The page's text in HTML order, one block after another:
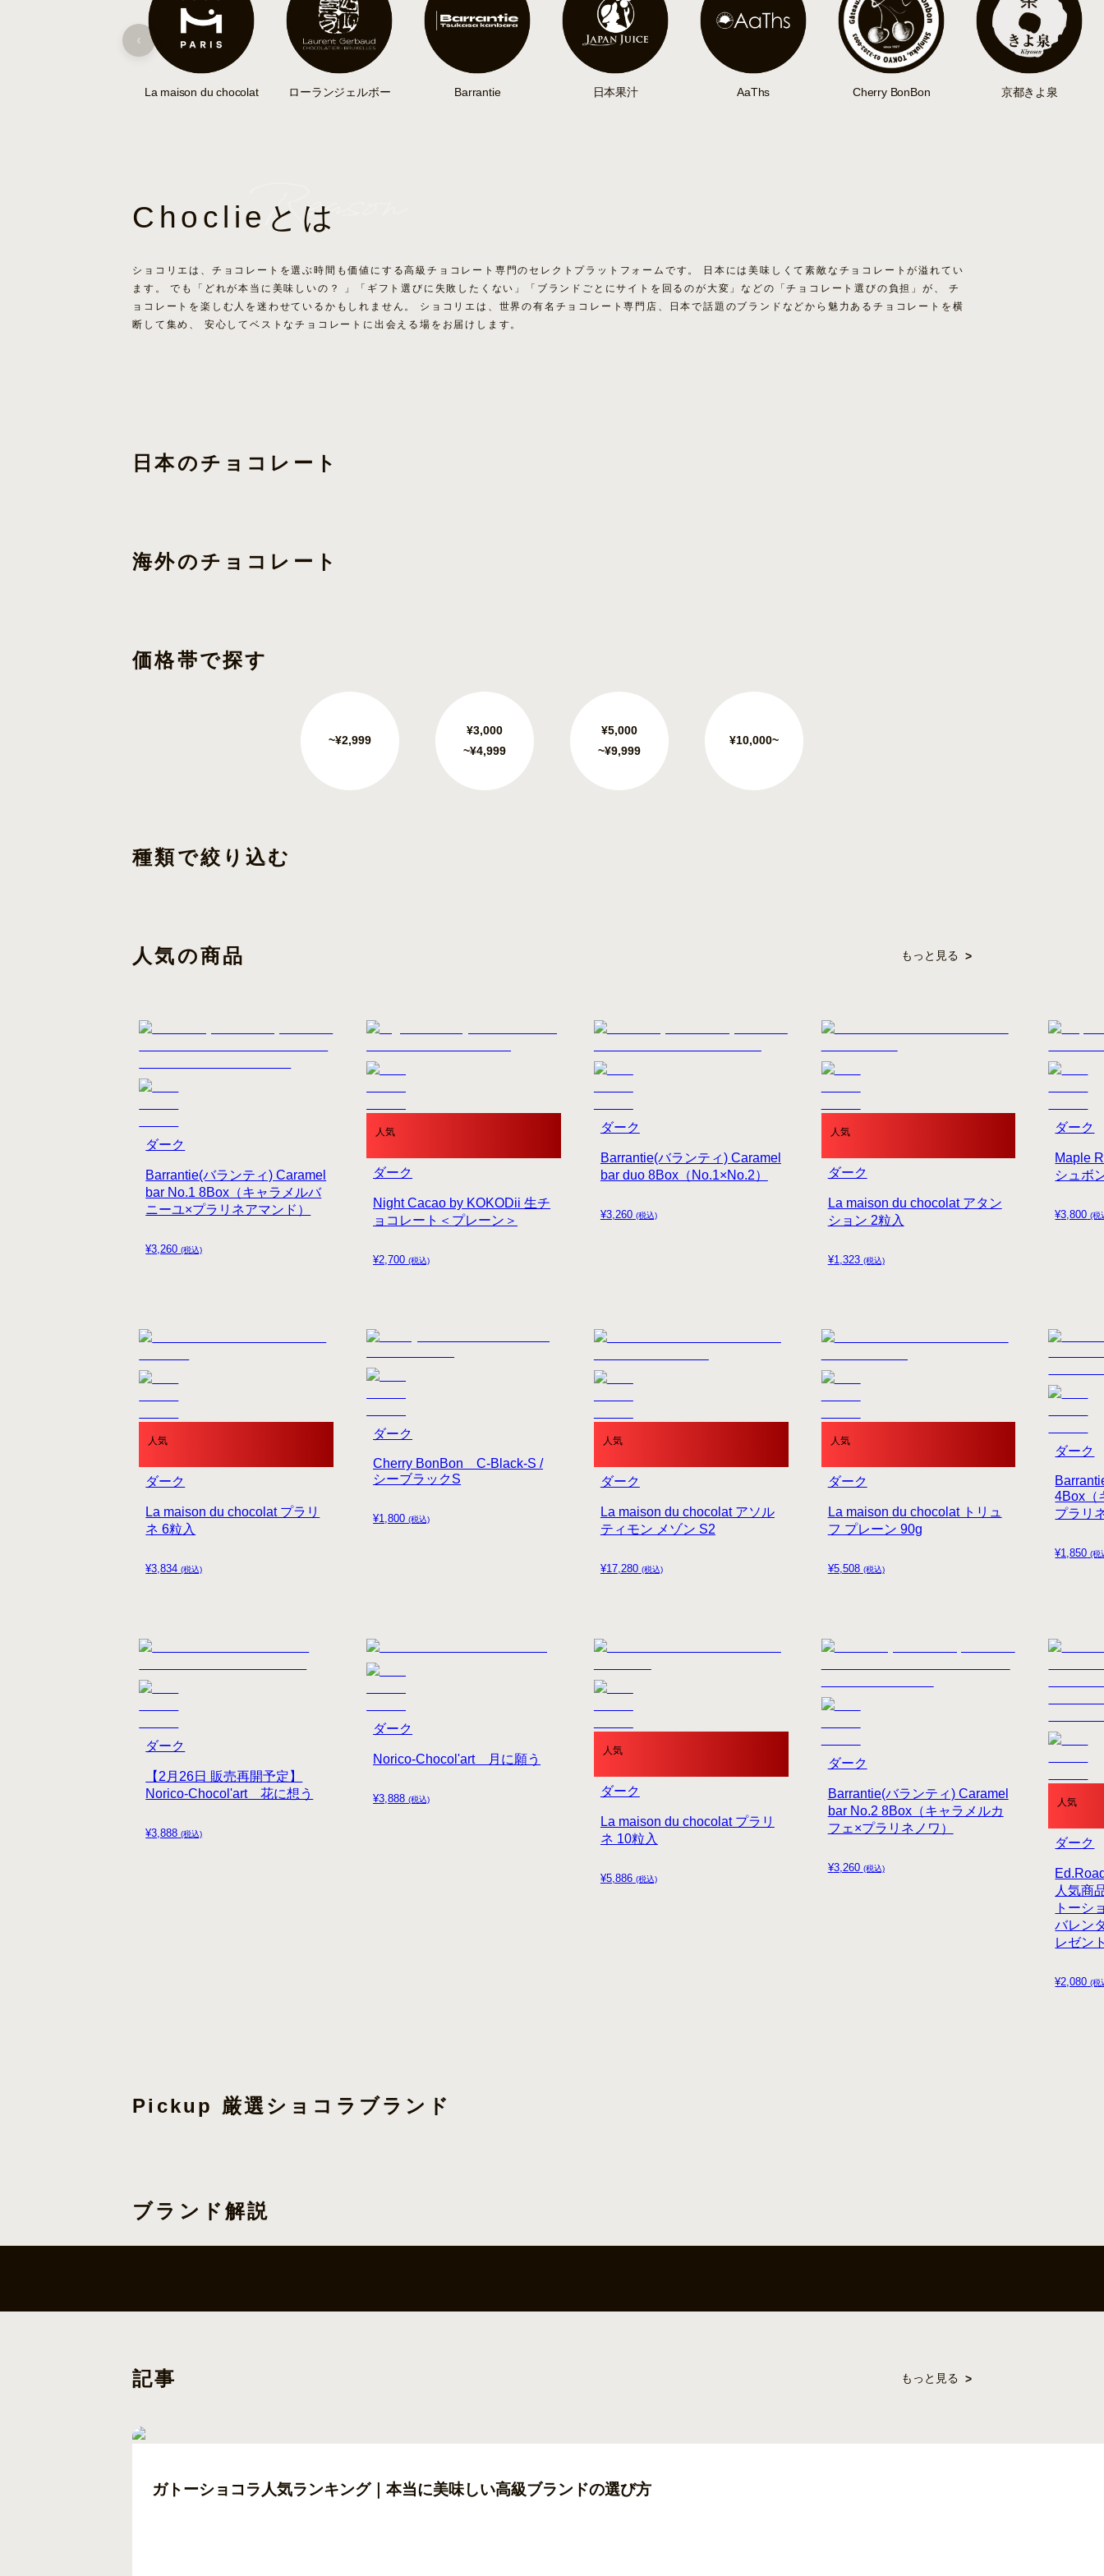
La maison du chocolat ローランジェルボー Barrantie 日本果汁 AaThs Cherry BonBon 京都きよ泉
‹
Choclieとは
ショコリエは、チョコレートを選ぶ時間も価値にする高級チョコレート専門のセレクトプラットフォームです。 日本には美味しくて素敵なチョコレートが溢れてい
ます。 でも「どれが本当に美味しいの？ 」「ギフト選びに失敗したくない」「ブランドごとにサイトを回るのが大変」などの「チョコレート選びの負担」が、 チ
ョコレートを楽しむ人を迷わせているかもしれません。 ショコリエは、世界の有名チョコレート専門店、日本で話題のブランドなどから魅力あるチョコレートを横
断して集め、 安心してベストなチョコレートに出会える場をお届けします。
日本のチョコレート
海外のチョコレート
価格帯で探す
~¥2,999
¥3,000
~¥4,999
¥5,000
~¥9,999
¥10,000~
種類で絞り込む
人気の商品 もっと見る
¥3,260 (税込)
Barrantie(バランティ) Caramel
bar No.1 8Box（キャラメルバ
ニーユ×プラリネアマンド）
ダーク
人気
¥2,700 (税込)
Night Cacao by KOKODii 生チ
ョコレート＜プレーン＞
ダーク
¥3,260 (税込)
Barrantie(バランティ) Caramel
bar duo 8Box（No.1×No.2）
ダーク 人気
¥1,323 (税込)
La maison du chocolat アタン
ション 2粒入
ダーク
¥3,800 (税
Maple
シュボ
ダーク
人気
¥3,834 (税込)
La maison du chocolat プラリ
ネ 6粒入
ダーク
¥1,800 (税込)
Cherry BonBon C-Black-S /
シーブラックS
ダーク 人気
¥17,280 (税込)
La maison du chocolat アソル
ティモン メゾン S2
ダーク
人気
¥5,508 (税込)
La maison du chocolat トリュ
フ プレーン 90g
ダーク
¥1,850 (税
4Box（
プラリ
ダーク
¥3,888 (税込)
【2月26日 販売再開予定】
Norico-Chocol'art 花に想う
ダーク
¥3,888 (税込)
Norico-Chocol'art 月に願う
ダーク
人気
¥5,886 (税込)
La maison du chocolat プラリ
ネ 10粒入
ダーク
¥3,260 (税込)
Barrantie(バランティ) Caramel
bar No.2 8Box（キャラメルカ
フェ×プラリネノワ）
ダーク
人気
¥2,080 (税
人気商
トーシ
バレン
レゼン
ダーク
Pickup 厳選ショコラブランド
ブランド解説
記事 もっと見る
ガトーショコラ人気ランキング｜本当に美味しい高級ブランドの選び方